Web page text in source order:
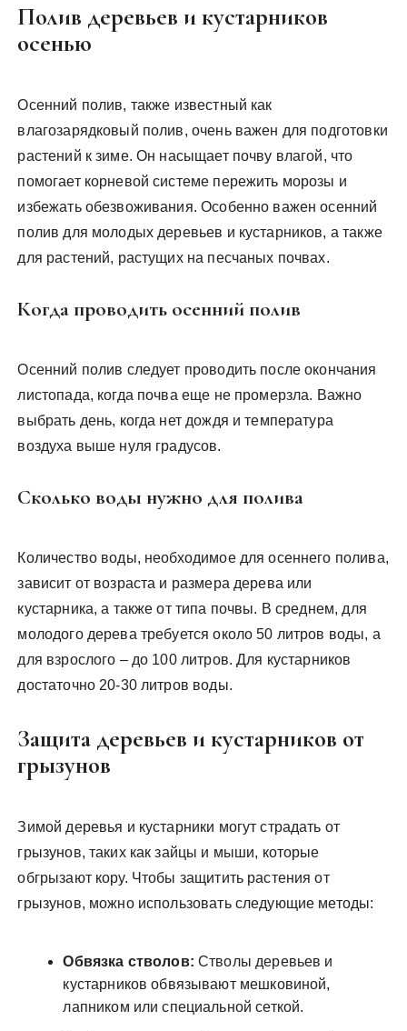
Полив деревьев и кустарников
осенью
Осенний полив, также известный как
влагозарядковый полив, очень важен для подготовки
растений к зиме. Он насыщает почву влагой, что
помогает корневой системе пережить морозы и
избежать обезвоживания. Особенно важен осенний
полив для молодых деревьев и кустарников, а также
для растений, растущих на песчаных почвах.
Когда проводить осенний полив
Осенний полив следует проводить после окончания
листопада, когда почва еще не промерзла. Важно
выбрать день, когда нет дождя и температура
воздуха выше нуля градусов.
Сколько воды нужно для полива
Количество воды, необходимое для осеннего полива,
зависит от возраста и размера дерева или
кустарника, а также от типа почвы. В среднем, для
молодого дерева требуется около 50 литров воды, а
для взрослого – до 100 литров. Для кустарников
достаточно 20-30 литров воды.
Защита деревьев и кустарников от
грызунов
Зимой деревья и кустарники могут страдать от
грызунов, таких как зайцы и мыши, которые
обгрызают кору. Чтобы защитить растения от
грызунов, можно использовать следующие методы:
Обвязка стволов: Стволы деревьев и
кустарников обвязывают мешковиной,
лапником или специальной сеткой.